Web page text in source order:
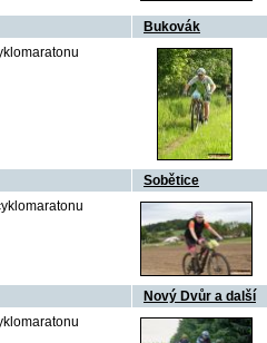
Bukovák
Sobětice
Nový Dvůr a další